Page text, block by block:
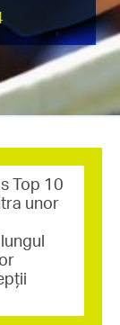
Top 10
unor